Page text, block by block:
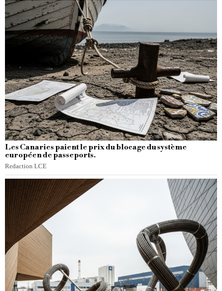
Les Canaries paient le prix du blocage du système
européen de passeports.
Redaction LCE